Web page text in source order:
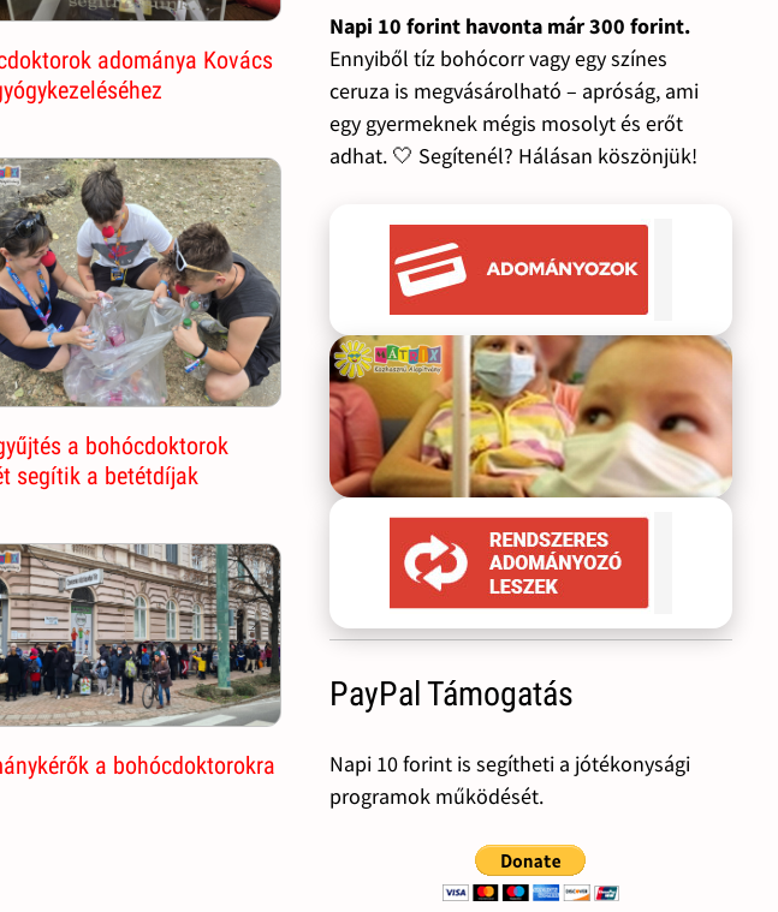
adománya Kovács
a bohócdoktorok
segítik a betétdíjak
a bohócdoktorokra
Napi 10 forint havonta már 300 forint.
Ennyiből tíz bohócorr vagy egy színes
ceruza is megvásárolható – apróság, ami
egy gyermeknek mégis mosolyt és erőt
adhat. 🤍 Segítenél? Hálásan köszönjük!
PayPal Támogatás
Napi 10 forint is segítheti a jótékonysági
programok működését.